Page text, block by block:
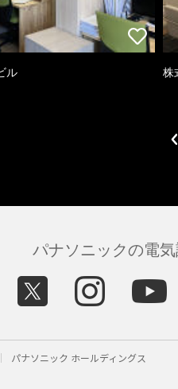
ル 株
パナソニックの電
パナソニック ホールディングス